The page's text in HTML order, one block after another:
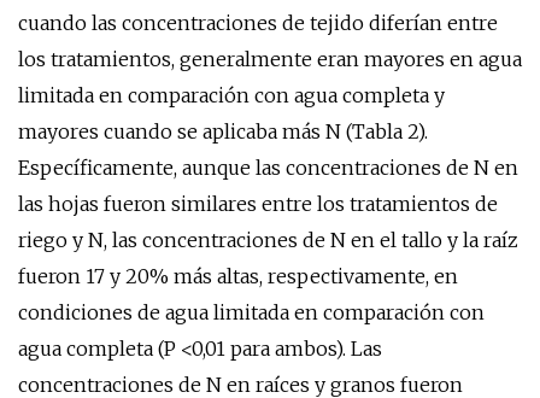
cuando las concentraciones de tejido diferían entre
los tratamientos, generalmente eran mayores en agua
limitada en comparación con agua completa y
mayores cuando se aplicaba más N (Tabla 2).
Específicamente, aunque las concentraciones de N en
las hojas fueron similares entre los tratamientos de
riego y N, las concentraciones de N en el tallo y la raíz
fueron 17 y 20% más altas, respectivamente, en
condiciones de agua limitada en comparación con
agua completa (P <0,01 para ambos). Las
concentraciones de N en raíces y granos fueron